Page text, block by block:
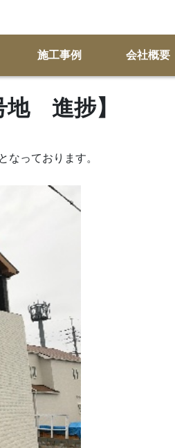
施工事例 会社概要
地 進捗】
なっております。